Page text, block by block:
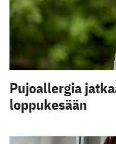
Pujoallergia
loppukesään